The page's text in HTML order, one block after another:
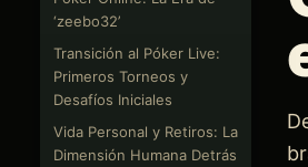
‘zeebo32’
Transición al Póker Live:
Primeros Torneos y
Desafíos Iniciales
Vida Personal y Retiros: La
Dimensión Humana Detrás